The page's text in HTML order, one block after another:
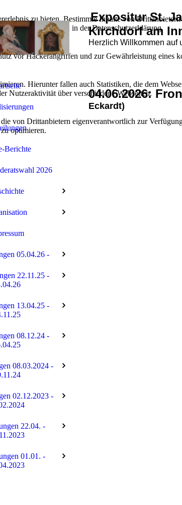
Berichte
2026
05.04.26 -
22.11.25 -
13.04.25 -
08.12.24 -
08.03.2024 -
02.12.2023 -
22.04. -
01.01. -
Expositur St.
Kirchdorf am
Herzlich Willkommen auf
04.06.2026:
Eckardt)
zu bieten. Bestimmte Inhalte von
hierzu in der Datenschutzerklärung.
vor Hackerangriffen und zur Gewährleistung eines
Hierunter fallen auch Statistiken, die dem
Nutzeraktivität über verschiedene Webseiten.
von Drittanbietern eigenverantwortlich zur
optimieren.